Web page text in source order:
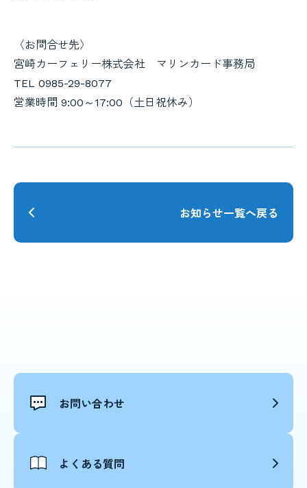
〈お問合せ先〉
宮崎カーフェリー株式会社 マリンカード事務局
TEL 0985-29-8077
営業時間 9:00～17:00（土日祝休み）
お知らせ一覧へ戻る
お問い合わせ
よくある質問